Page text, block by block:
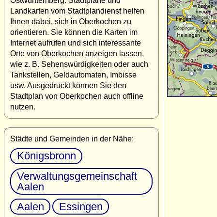
Landkarten vom Stadtplandienst helfen
Ihnen dabei, sich in Oberkochen zu
orientieren. Sie können die Karten im
Internet aufrufen und sich interessante
Orte von Oberkochen anzeigen lassen,
wie z. B. Sehenswürdigkeiten oder auch
Tankstellen, Geldautomaten, Imbisse
usw. Ausgedruckt können Sie den
Stadtplan von Oberkochen auch offline
nutzen.
Städte und Gemeinden in der Nähe:
Königsbronn
Verwaltungsgemeinschaft
Aalen
Aalen
Essingen